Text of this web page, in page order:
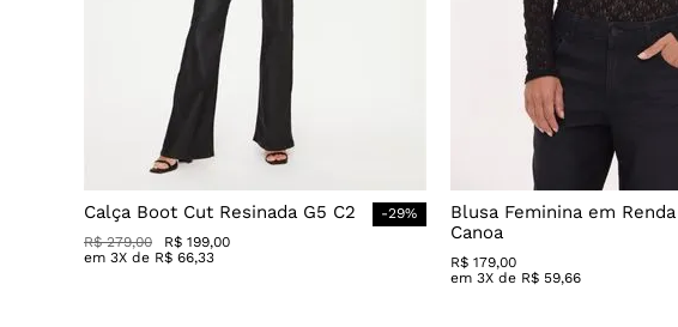
Calça Boot Cut Resinada G5 C2 -29%
R$ 279,00 R$ 199,00
em3X de R$ 66,33
Blusa Feminina em
Canoa
R$ 179,00
em3X de R$ 59,66